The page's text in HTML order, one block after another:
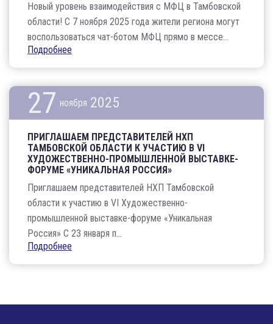
Новый уровень взаимодействия с МФЦ в Тамбовской
области! С 7 ноября 2025 года жители региона могут
воспользоваться чат-ботом МФЦ прямо в мессе...
Подробнее
27 ноября 2025
ПРИГЛАШАЕМ ПРЕДСТАВИТЕЛЕЙ НХП
ТАМБОВСКОЙ ОБЛАСТИ К УЧАСТИЮ В VI
ХУДОЖЕСТВЕННО-ПРОМЫШЛЕННОЙ ВЫСТАВКЕ-
ФОРУМЕ «УНИКАЛЬНАЯ РОССИЯ»
Приглашаем представителей НХП Тамбовской
области к участию в VI Художественно-
промышленной выставке-форуме «Уникальная
Россия» С 23 января п...
Подробнее